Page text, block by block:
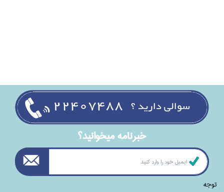
خبرنامه ميخوانيد؟
توجه